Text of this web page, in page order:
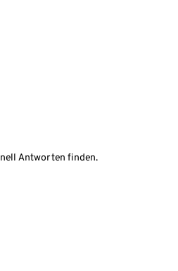
Antworten finden.